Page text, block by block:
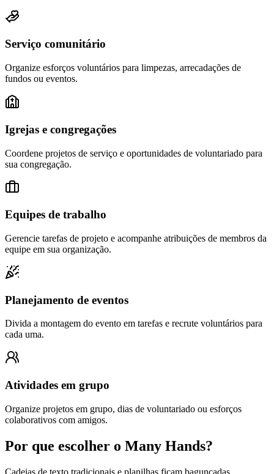
Serviço comunitário
Organize esforços voluntários para limpezas, arrecadações de
fundos ou eventos.
Igrejas e congregações
Coordene projetos de serviço e oportunidades de voluntariado para
sua congregação.
Equipes de trabalho
Gerencie tarefas de projeto e acompanhe atribuições de membros da
equipe em sua organização.
Planejamento de eventos
Divida a montagem do evento em tarefas e recrute voluntários para
cada uma.
Atividades em grupo
Organize projetos em grupo, dias de voluntariado ou esforços
colaborativos com amigos.
Por que escolher o Many Hands?
Cadeias de texto tradicionais e planilhas ficam bagunçadas